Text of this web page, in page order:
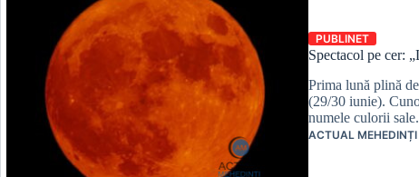
PUBLINET
Spectacol pe cer:
Prima lună plină
(29/30 iunie).
numele culorii
ACTUAL MEHEDINȚI